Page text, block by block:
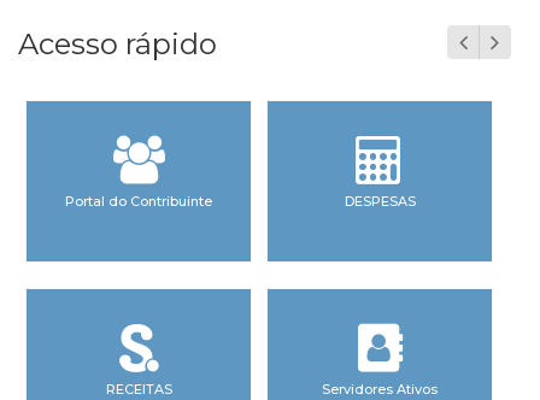
Acesso rápido
Portal do Contribuinte DESPESAS
RECEITAS Servidores Ativos